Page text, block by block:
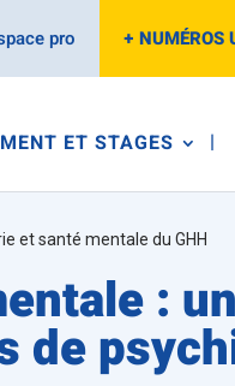
pro + NUMÉROS
ET STAGES
et santé mentale du GHH
:
de